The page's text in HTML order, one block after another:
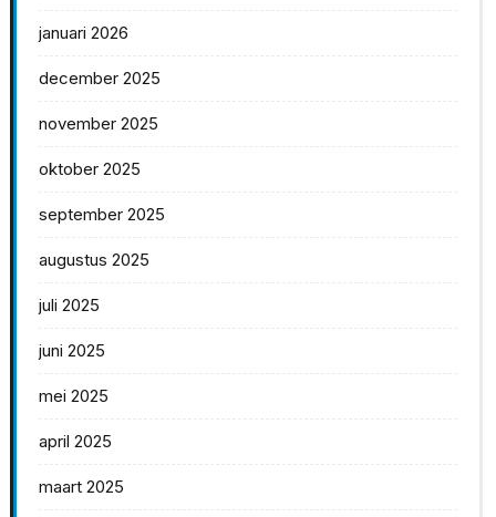
januari 2026
december 2025
november 2025
oktober 2025
september 2025
augustus 2025
juli 2025
juni 2025
mei 2025
april 2025
maart 2025